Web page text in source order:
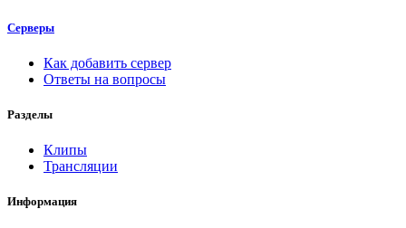
Серверы
Как добавить сервер
Ответы на вопросы
Разделы
Клипы
Трансляции
Информация